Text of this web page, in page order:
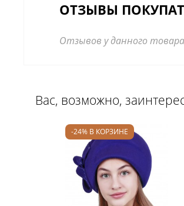
ОТЗЫВЫ
Отзывов у данного
Вас, возможно,
-24% В КОРЗИНЕ